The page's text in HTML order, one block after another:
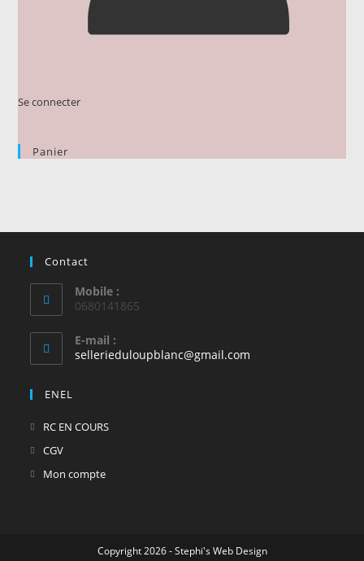
Se connecter
Panier
Contact
Mobile :
0680141865
E-mail :
sellerieduloupblanc@gmail.com
ENEL
RC EN COURSS’ouvre
CGVS’ouvre
dans
Mon compteS’ouvre
onglet
Copyright 2026 - Stephi's Web Design